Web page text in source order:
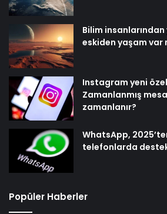
Bilim
eskiden yaşam var
Instagram yeni
Zamanlanmış
zamanlanır?
WhatsApp,
telefonlarda
Popüler Haberler